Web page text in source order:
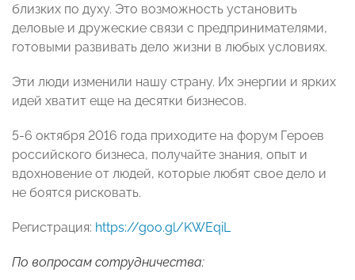
близких по духу. Это возможность установить
деловые и дружеские связи с предпринимателями,
готовыми развивать дело жизни в любых условиях.
Эти люди изменили нашу страну. Их энергии и ярких
идей хватит еще на десятки бизнесов.
5-6 октября 2016 года приходите на форум Героев
российского бизнеса, получайте знания, опыт и
вдохновение от людей, которые любят свое дело и
не боятся рисковать.
Регистрация: https://goo.gl/KWEqiL
По вопросам сотрудничества: